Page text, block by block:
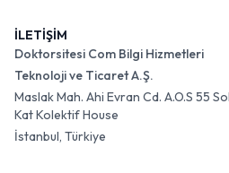
İLETİŞİM
Doktorsitesi Com Bilgi Hizmetleri
Teknoloji ve Ticaret A.Ş.
Maslak Mah. Ahi Evran Cd. A.O.S 55
Kat Kolektif House
İstanbul, Türkiye